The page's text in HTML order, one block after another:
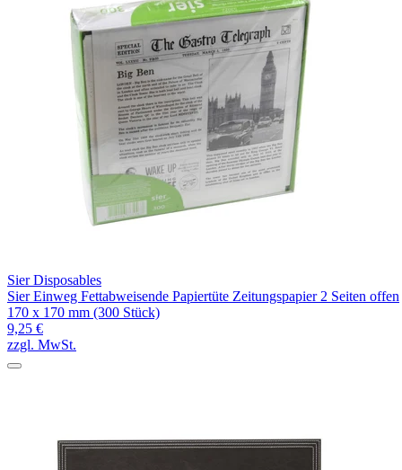
Sier Disposables
Sier Einweg Fettabweisende Papiertüte Zeitungspapier 2 Seiten offen
170 x 170 mm (300 Stück)
9,25 €
zzgl. MwSt.